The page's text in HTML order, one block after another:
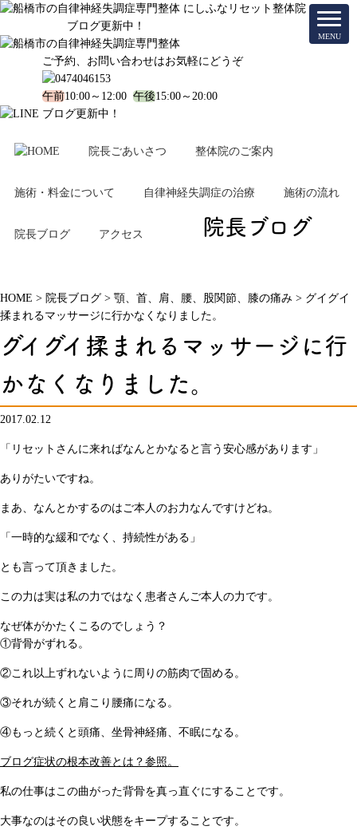
ブログ更新中！
ご予約、お問い合わせはお気軽にどうぞ
午前10:00～12:00 午後15:00～20:00
ブログ更新中！
院長ごあいさつ 整体院のご案内
施術・料金について 自律神経失調症の治療 施術の流れ
院長ブログ アクセス 院長ブログ
HOME > 院長ブログ > 顎、首、肩、腰、股関節、膝の痛み > グイグイ
揉まれるマッサージに行かなくなりました。
グイグイ揉まれるマッサージに行
かなくなりました。
2017.02.12
「リセットさんに来ればなんとかなると言う安心感があります」
ありがたいですね。
まあ、なんとかするのはご本人のお力なんですけどね。
「一時的な緩和でなく、持続性がある」
とも言って頂きました。
この力は実は私の力ではなく患者さんご本人の力です。
なぜ体がかたくこるのでしょう？
①背骨がずれる。
②これ以上ずれないように周りの筋肉で固める。
③それが続くと肩こり腰痛になる。
④もっと続くと頭痛、坐骨神経痛、不眠になる。
ブログ症状の根本改善とは？参照。
私の仕事はこの曲がった背骨を真っ直ぐにすることです。
大事なのはその良い状態をキープすることです。